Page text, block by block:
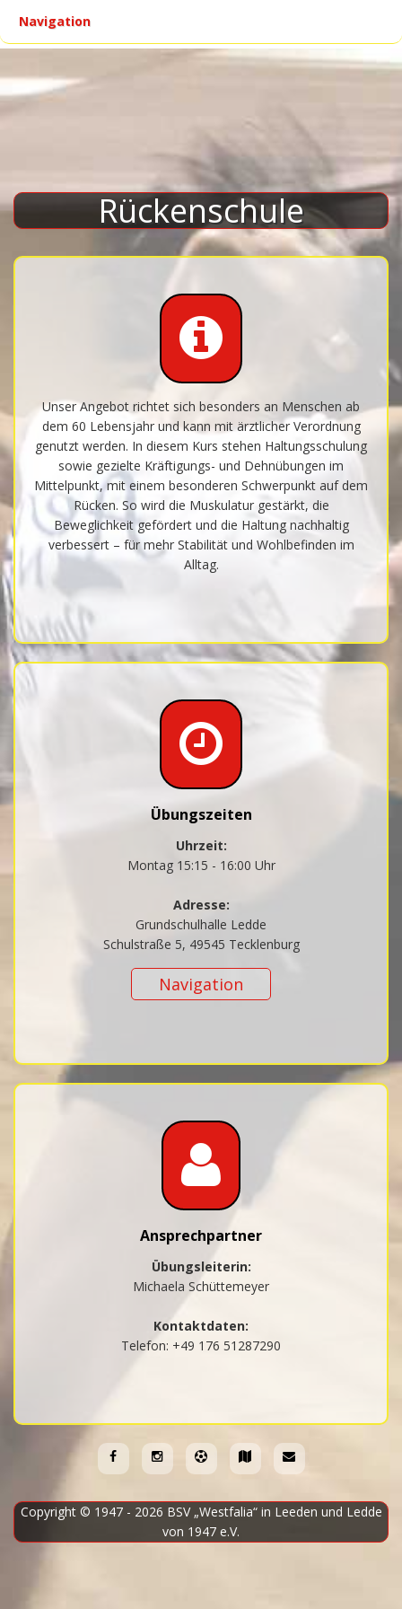
Navigation
Rückenschule
Unser Angebot richtet sich besonders an Menschen ab
dem 60 Lebensjahr und kann mit ärztlicher Verordnung
genutzt werden. In diesem Kurs stehen Haltungsschulung
sowie gezielte Kräftigungs- und Dehnübungen im
Mittelpunkt, mit einem besonderen Schwerpunkt auf dem
Rücken. So wird die Muskulatur gestärkt, die
Beweglichkeit gefördert und die Haltung nachhaltig
verbessert – für mehr Stabilität und Wohlbefinden im
Alltag.
Übungszeiten
Uhrzeit:
Montag 15:15 - 16:00 Uhr
Adresse:
Grundschulhalle Ledde
Schulstraße 5, 49545 Tecklenburg
Navigation
Ansprechpartner
Übungsleiterin:
Michaela Schüttemeyer
Kontaktdaten:
Telefon: +49 176 51287290
Copyright © 1947 - 2026 BSV „Westfalia“ in Leeden und Ledde
von 1947 e.V.